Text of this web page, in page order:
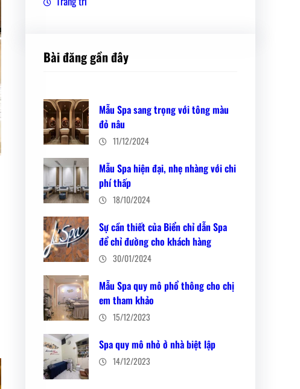
Bài đăng gần đây
Mẫu Spa sang trọng với tông màu
đỏ nâu
11/12/2024
Mẫu Spa hiện đại, nhẹ nhàng với chi
phí thấp
18/10/2024
Sự cần thiết của Biển chỉ dẫn Spa
để chỉ đường cho khách hàng
30/01/2024
Mẫu Spa quy mô phổ thông cho chị
em tham khảo
15/12/2023
Spa quy mô nhỏ ở nhà biệt lập
14/12/2023